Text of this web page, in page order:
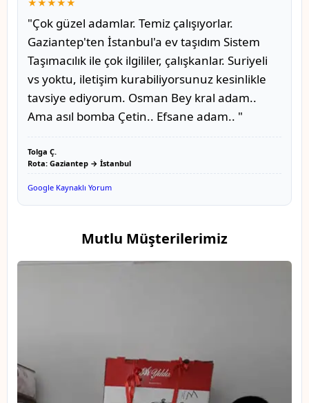
★★★★★
"Çok güzel adamlar. Temiz çalışıyorlar.
Gaziantep'ten İstanbul'a ev taşıdım Sistem
Taşımacılık ile çok ilgililer, çalışkanlar. Suriyeli
vs yoktu, iletişim kurabiliyorsunuz kesinlikle
tavsiye ediyorum. Osman Bey kral adam..
Ama asıl bomba Çetin.. Efsane adam.. "
Tolga Ç.
Rota: Gaziantep → İstanbul
Google Kaynaklı Yorum
Mutlu Müşterilerimiz